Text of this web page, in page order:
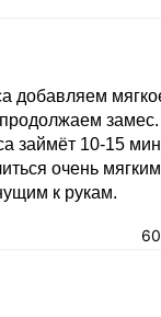
добавляем
замес.
займёт 10-15
очень
к рукам.